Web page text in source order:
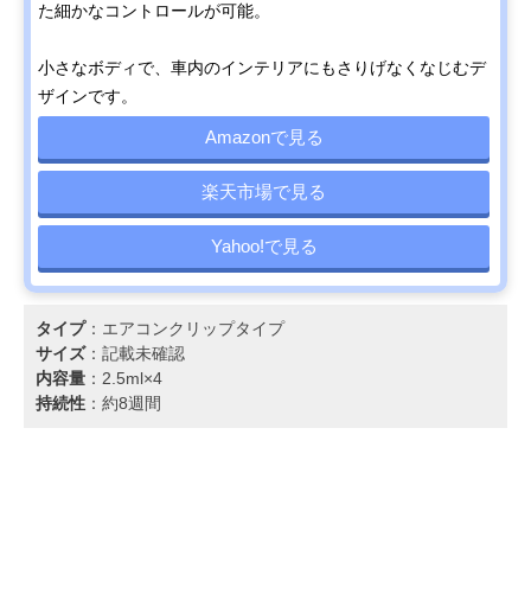
た細かなコントロールが可能。
小さなボディで、車内のインテリアにもさりげなくなじむデ
ザインです。
Amazonで見る
楽天市場で見る
Yahoo!で見る
タイプ：エアコンクリップタイプ
サイズ：記載未確認
内容量 ：2.5ml×4
持続性 ：約8週間